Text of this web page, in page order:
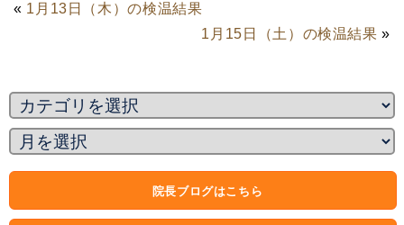
« 1月13日（木）の検温結果
1月15日（土）の検温結果 »
院長ブログはこちら